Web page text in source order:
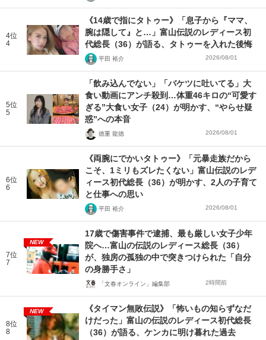
4位
4
《14歳で指にタトゥー》「息子から『ママ、
腕は隠して』と…」富山伝説のレディース初
代総長（36）が語る、タトゥーを入れた後悔
平田 裕介 2026/08/01
5位
5
「飲み込んでない」「バケツに吐いてる」大
食い動画にアンチ殺到…体重46キロの“可愛す
ぎる”大食い女子（24）が明かす、“やらせ疑
惑”への本音
徳重 龍徳 2026/08/01
6位
6
《両腕にでかいタトゥー》「元暴走族だから
こそ、1ミリもズレたくない」富山伝説のレデ
ィース初代総長（36）が明かす、2人の子育て
と仕事への思い
平田 裕介 2026/08/01
7位
7
NEW
17歳で傷害事件で逮捕、最も厳しい女子少年
院へ…富山の伝説のレディース総長（36）
が、独房の孤独の中で突きつけられた「自分
の身勝手さ」
「文春オンライン」編集部 2時間前
8位
8
NEW
《タイマン無敗伝説》「怖いもの知らずなだ
けだった」富山の伝説のレディース初代総長
（36）が語る、ケンカに明け暮れた過去